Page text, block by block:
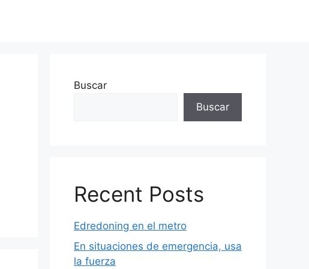
Buscar
Buscar
Recent Posts
Edredoning en el metro
En situaciones de emergencia, usa
la fuerza